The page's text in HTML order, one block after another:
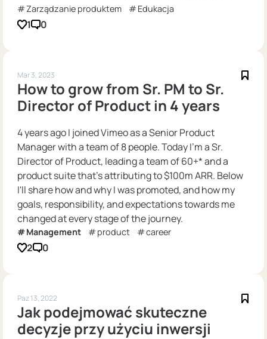
Zarządzanie produktem
Edukacja
1 0
Mar 3, 2023
How to grow from Sr. PM to Sr.
Director of Product in 4 years
4 years ago I joined Vimeo as a Senior Product
Manager with a team of 8 people. Today I'm a Sr.
Director of Product, leading a team of 60+* and a
product suite that's attributing to $100m ARR. Below
I'll share how and why I was promoted, and how my
goals, responsibility, and expectations towards me
changed at every stage of the journey.
Management product career
2 0
Paz 13, 2022
Jak podejmować skuteczne
decyzje przy użyciu inwersji